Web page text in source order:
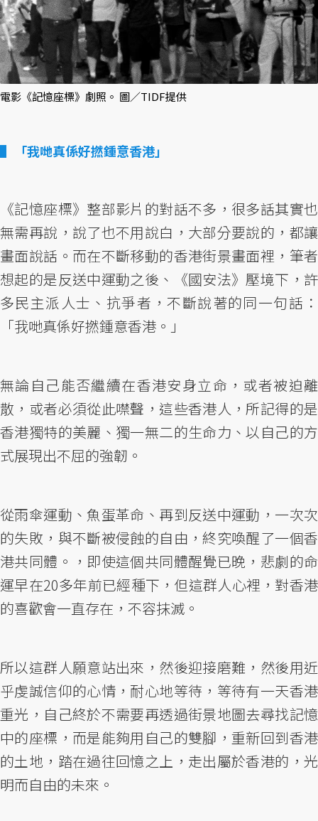
電影《記憶座標》劇照。 圖／TIDF提供
「我哋真係好撚鍾意香港」
《記憶座標》整部影片的對話不多，很多話其實也
無需再說，說了也不用說白，大部分要說的，都讓
畫面說話。而在不斷移動的香港街景畫面裡，筆者
想起的是反送中運動之後、《國安法》壓境下，許
多民主派人士、抗爭者，不斷說著的同一句話：
「我哋真係好撚鍾意香港。」
無論自己能否繼續在香港安身立命，或者被迫離
散，或者必須從此噤聲，這些香港人，所記得的是
香港獨特的美麗、獨一無二的生命力、以自己的方
式展現出不屈的強韌。
從雨傘運動、魚蛋革命、再到反送中運動，一次次
的失敗，與不斷被侵蝕的自由，終究喚醒了一個香
港共同體。，即使這個共同體醒覺已晚，悲劇的命
運早在20多年前已經種下，但這群人心裡，對香港
的喜歡會一直存在，不容抹滅。
所以這群人願意站出來，然後迎接磨難，然後用近
乎虔誠信仰的心情，耐心地等待，等待有一天香港
重光，自己終於不需要再透過街景地圖去尋找記憶
中的座標，而是能夠用自己的雙腳，重新回到香港
的土地，踏在過往回憶之上，走出屬於香港的，光
明而自由的未來。